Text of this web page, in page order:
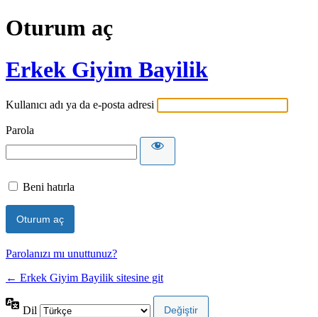
Oturum aç
Erkek Giyim Bayilik
Kullanıcı adı ya da e-posta adresi
Parola
Beni hatırla
Parolanızı mı unuttunuz?
← Erkek Giyim Bayilik sitesine git
Dil